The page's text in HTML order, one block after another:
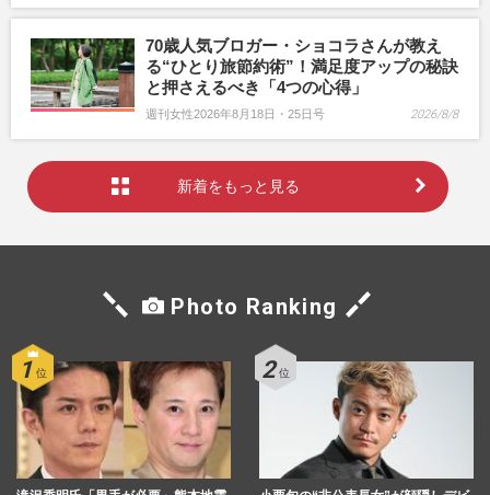
70歳人気ブロガー・ショコラさんが教え
る“ひとり旅節約術”！満足度アップの秘訣
と押さえるべき「4つの心得」
週刊女性2026年8月18日・25日号 2026/8/8
新着をもっと見る
Photo Ranking